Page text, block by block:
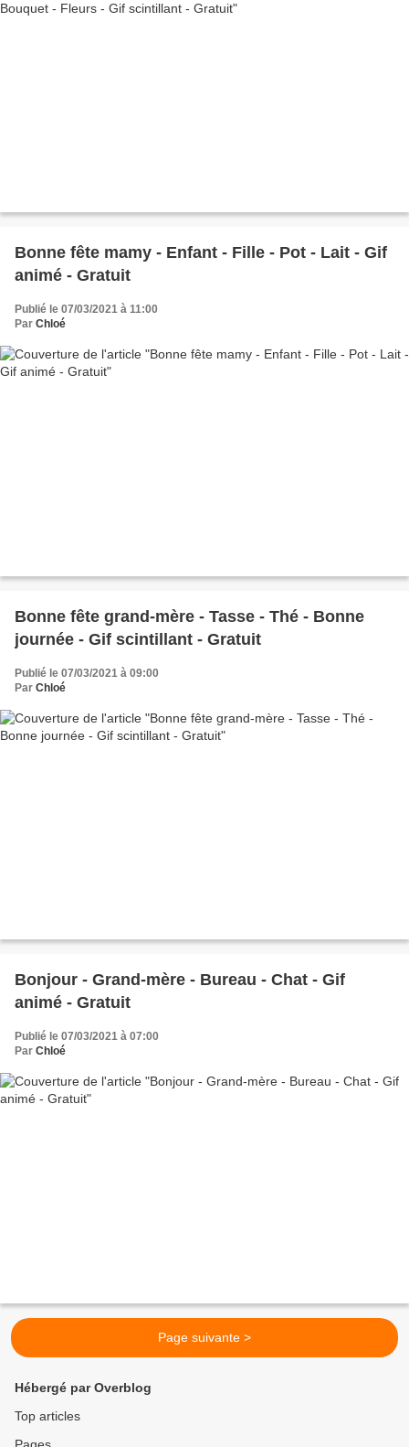
Bonne fête mamy - Enfant - Fille - Pot - Lait - Gif
animé - Gratuit
Publié le 07/03/2021 à 11:00
Par Chloé
Bonne fête grand-mère - Tasse - Thé - Bonne
journée - Gif scintillant - Gratuit
Publié le 07/03/2021 à 09:00
Par Chloé
Bonjour - Grand-mère - Bureau - Chat - Gif
animé - Gratuit
Publié le 07/03/2021 à 07:00
Par Chloé
Page suivante >
Hébergé par Overblog
Top articles